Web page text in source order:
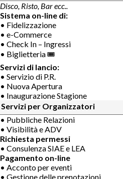
Disco, Risto, Bar ecc..
Sistema on-line di:
• Fidelizzazione
• e-Commerce
• Check In – Ingressi
• Biglietteria 🎟
Servizi di lancio:
• Servizio di P.R.
• Nuova Apertura
• Inaugurazione Stagione
Servizi per Organizzatori
• Pubbliche Relazioni
• Visibilità e ADV
Richiesta permessi
• Consulenza SIAE e LEA
Pagamento on-line
• Acconto per eventi
• Gestione delle prenotazioni